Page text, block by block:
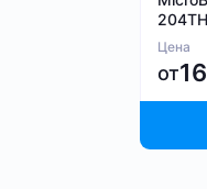
Цена
от